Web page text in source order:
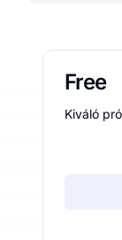
Free
Kiváló